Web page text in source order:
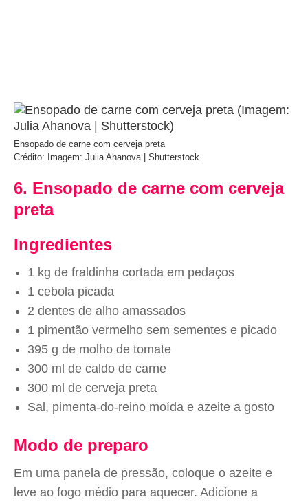
Ensopado de carne com cerveja preta
Crédito: Imagem: Julia Ahanova | Shutterstock
6. Ensopado de carne com cerveja
preta
Ingredientes
1 kg de fraldinha cortada em pedaços
1 cebola picada
2 dentes de alho amassados
1 pimentão vermelho sem sementes e picado
395 g de molho de tomate
300 ml de caldo de carne
300 ml de cerveja preta
Sal, pimenta-do-reino moída e azeite a gosto
Modo de preparo
Em uma panela de pressão, coloque o azeite e
leve ao fogo médio para aquecer. Adicione a